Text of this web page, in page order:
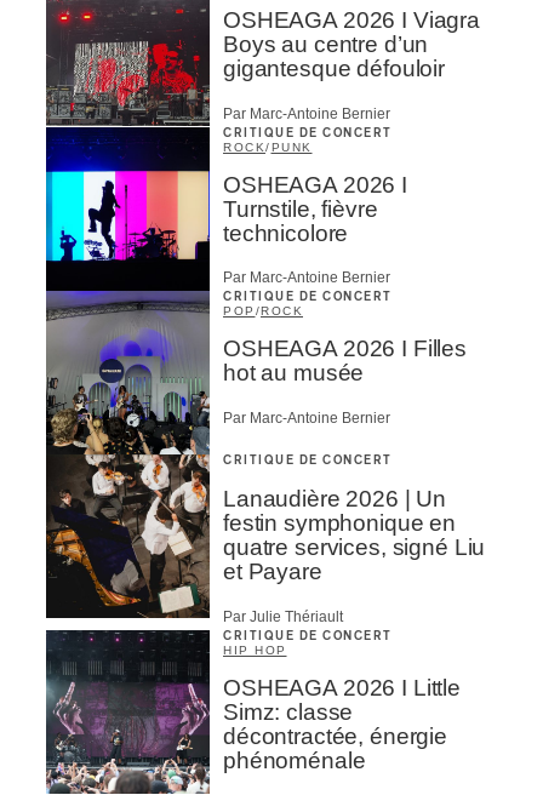
OSHEAGA 2026 I Viagra
Boys au centre d’un
gigantesque défouloir
Par Marc-Antoine Bernier
CRITIQUE DE CONCERT
ROCK/PUNK
OSHEAGA 2026 I
Turnstile, fièvre
technicolore
Par Marc-Antoine Bernier
CRITIQUE DE CONCERT
POP /ROCK
OSHEAGA 2026 I Filles
hot au musée
Par Marc-Antoine Bernier
CRITIQUE DE CONCERT
Lanaudière 2026 | Un
festin symphonique en
quatre services, signé Liu
et Payare
Par Julie Thériault
CRITIQUE DE CONCERT
HIP HOP
OSHEAGA 2026 I Little
Simz: classe
décontractée, énergie
phénoménale